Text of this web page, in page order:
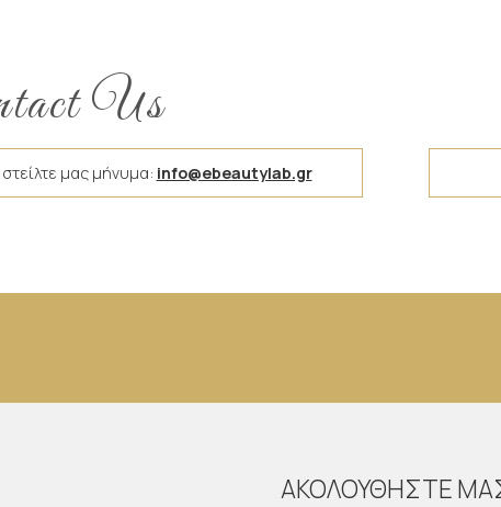
Us
μας μήνυμα: info@ebeautylab.gr
ΑΚΟΛΟΥΘΗΣΤΕ